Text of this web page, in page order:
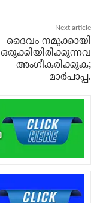
Next article
ദൈവം നമുക്കായി
ഒരുക്കിയിരിക്കുന്നവ
അംഗീകരിക്കുക;
മാര്‍പാപ്പ.